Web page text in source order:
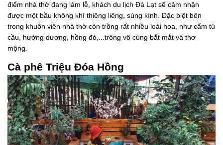
điểm nhà thờ đang làm lễ, khách du lịch Đà Lạt sẽ cảm nhận
được một bầu không khí thiêng liêng, sùng kính. Đặc biệt bên
trong khuôn viên nhà thờ còn trồng rất nhiều loài hoa, như cẩm tú
cầu, hướng dương, hồng đỏ,...trông vô cùng bắt mắt và thơ
mộng.
Cà phê Triệu Đóa Hồng